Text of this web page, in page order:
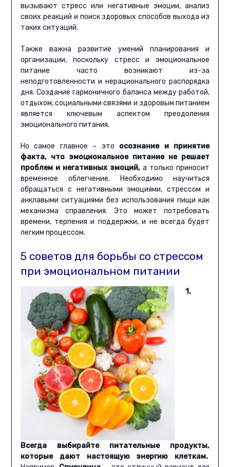
вызывают стресс или негативные эмоции, анализ
своих реакций и поиск здоровых способов выхода из
таких ситуаций.
Также важна развитие умений планирования и
организации, поскольку стресс и эмоциональное
питание часто возникают из-за
неподготовленности и нерационального распорядка
дня. Создание гармоничного баланса между работой,
отдыхом, социальными связями и здоровым питанием
является ключевым аспектом преодоления
эмоционального питания.
Но самое главное – это осознание и принятие
факта, что эмоциональное питание не решает
проблем и негативных эмоций, а только приносит
временное облегчение. Необходимо научиться
обращаться с негативными эмоциями, стрессом и
анклавыми ситуациями без использования пищи как
механизма справления. Это может потребовать
времени, терпения и поддержки, и не всегда будет
легким процессом.
5 советов для борьбы со стрессом
при эмоциональном питании
1.
Всегда выбирайте питательные продукты,
которые дают настоящую энергию клеткам.